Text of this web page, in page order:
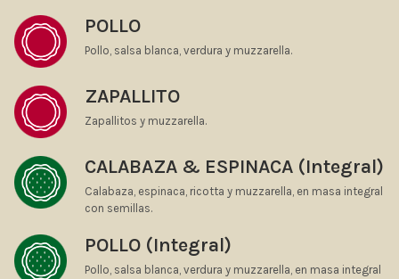
POLLO
Pollo, salsa blanca, verdura y muzzarella.
ZAPALLITO
Zapallitos y muzzarella.
CALABAZA & ESPINACA (Integral)
Calabaza, espinaca, ricotta y muzzarella, en masa integral
con semillas.
POLLO (Integral)
Pollo, salsa blanca, verdura y muzzarella, en masa integral